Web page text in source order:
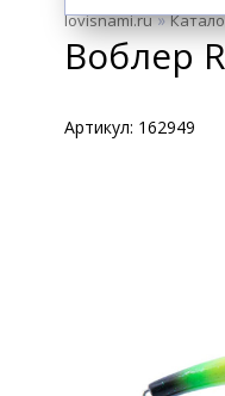
РЫБОЛОВНЫЕ
ТОВАРЫ
lovisnami.ru»
Воблер
Артикул: 162949